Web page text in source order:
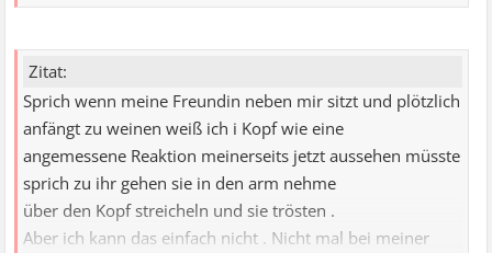
Zitat:
Sprich wenn meine Freundin neben mir sitzt und plötzlich
anfängt zu weinen weiß ich i Kopf wie eine
angemessene Reaktion meinerseits jetzt aussehen müsste
sprich zu ihr gehen sie in den arm nehme
über den Kopf streicheln und sie trösten .
Aber ich kann das einfach nicht . Nicht mal bei meiner